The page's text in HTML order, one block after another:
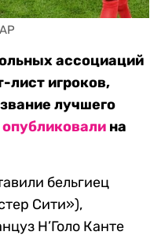
ассоциаций
игроков,
лучшего
опубликовали на
бельгиец
Сити»),
Н’Голо Канте